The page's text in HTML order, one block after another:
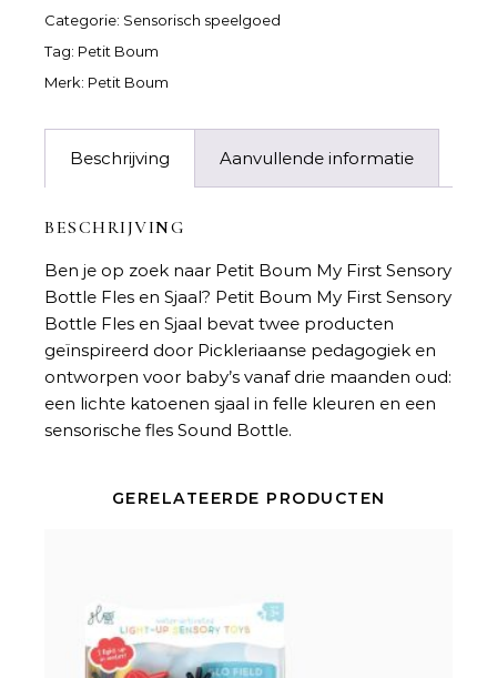
Categorie: Sensorisch speelgoed
Tag: Petit Boum
Merk: Petit Boum
Beschrijving Aanvullende informatie
BESCHRIJVING
Ben je op zoek naar Petit Boum My First Sensory
Bottle Fles en Sjaal? Petit Boum My First Sensory
Bottle Fles en Sjaal bevat twee producten
geïnspireerd door Pickleriaanse pedagogiek en
ontworpen voor baby’s vanaf drie maanden oud:
een lichte katoenen sjaal in felle kleuren en een
sensorische fles Sound Bottle.
GERELATEERDE PRODUCTEN